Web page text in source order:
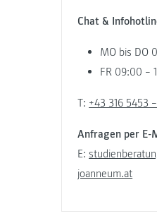
Chat &
MO bis DO
FR 09:00 –
T: +43 316 5453
Anfragen per E-
E:
joanneum.at